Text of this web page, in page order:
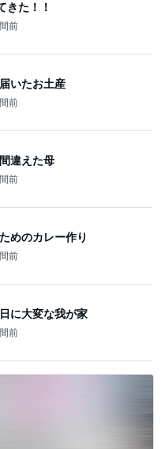
きた！！
前
いたお土産
前
違えた母
前
めのカレー作り
前
に大変な我が家
前